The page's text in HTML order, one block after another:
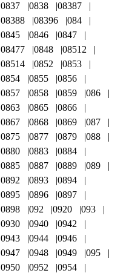
0837
0838
08387
08388
08396
084
0845
0846
0847
08477
0848
08512
08514
0852
0853
0854
0855
0856
0857
0858 0859
086
0863
0865
0866
0867
0868 0869
087
0875
0877 0879
088
0880
0883
0884
0885
0887 0889
089
0892
0893
0894
0895
0896
0897
0898
092 0920
093
0930
0940
0942
0943
0944
0946
0947
0948 0949
095
0950
0952
0954